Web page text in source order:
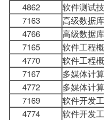
4862
软件测试
7163
高级数据
4766
高级数据
7165
软件工程
4770
软件工程
7167
多媒体计
4772
多媒体计
7169
软件开发
4774
软件开发